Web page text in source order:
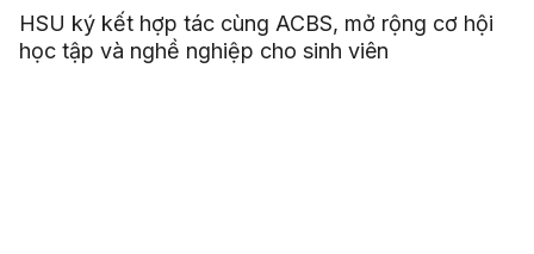
HSU ký kết hợp tác cùng ACBS, mở rộng cơ hội
học tập và nghề nghiệp cho sinh viên